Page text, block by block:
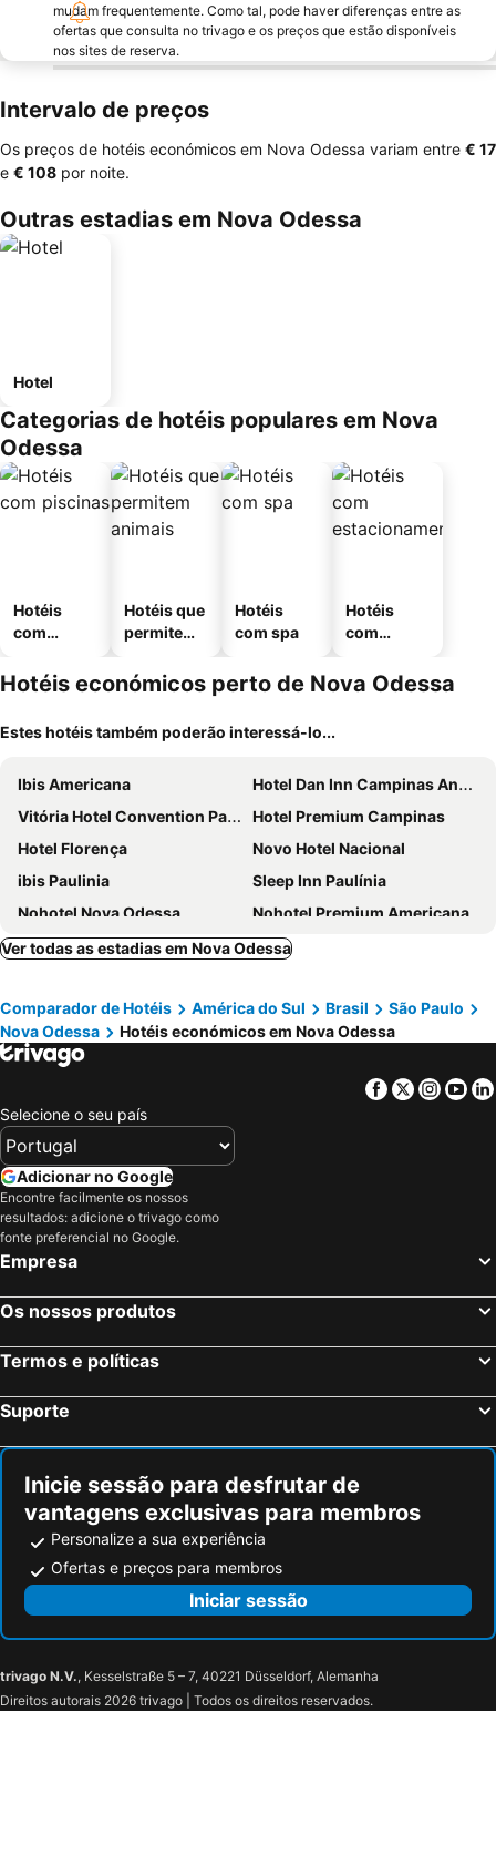
mudam frequentemente. Como tal, pode haver diferenças entre as
ofertas que consulta no trivago e os preços que estão disponíveis
nos sites de reserva.
Intervalo de preços
Os preços de hotéis económicos em Nova Odessa variam entre ‎€ 17
e ‎€ 108 por noite.
Outras estadias em Nova Odessa
Hotel
Categorias de hotéis populares em Nova
Odessa
Hotéis
com
Hotéis que
permitem
Hotéis
com spa
Hotéis
com
mento
Hotéis económicos perto de Nova Odessa
Estes hotéis também poderão interessá-lo...
Ibis Americana
Hotel Dan Inn Campinas Anhanguera - By Nacional Inn
Vitória Hotel Convention Paulínia
Hotel Premium Campinas
Hotel Florença
Novo Hotel Nacional
ibis Paulinia
Sleep Inn Paulínia
Nohotel Nova Odessa
Nohotel Premium Americana
Druds Hotel Hortolândia
Hotel Metrópole Paulínia
Sumaré Park Hotel
Hotel Nossotel
OYO Hotel Cosmópolis, Sao Paulo
Pluma Hotel Cidade
Gutierrez Hotel
Assay Plaza Hotel
Hotel CasaBlanca
Hotel Telles
Bonno Hotel Paulínia
Hotel Nova Odessa - oficial
OYO Americana
Hotel Horto Plaza
Nacional Americana
Olegário Bueno 230
Gabriel
Ver todas as estadias em Nova Odessa
Comparador de Hotéis América do Sul Brasil
São Paulo
Nova Odessa
Hotéis económicos em Nova Odessa
Facebook
Twitter
Selecione o seu país
Adicionar no Google
Encontre facilmente os nossos
resultados: adicione o trivago como
fonte preferencial no Google.
Empresa
Os nossos produtos
Termos e políticas
Suporte
Inicie sessão para desfrutar de
vantagens exclusivas para membros
Personalize a sua experiência
Ofertas e preços para membros
Iniciar sessão
trivago N.V., Kesselstraße 5 – 7, 40221 Düsseldorf, Alemanha
Direitos autorais 2026 trivago | Todos os direitos reservados.